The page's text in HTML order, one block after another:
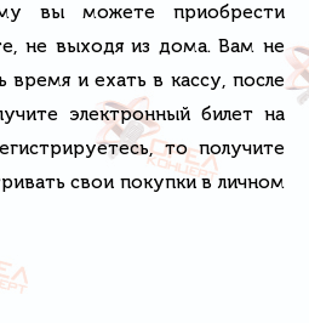
вы можете приобрести
не выходя из дома. Вам не
и ехать в кассу, после
электронный билет на
то получите
свои покупки в личном